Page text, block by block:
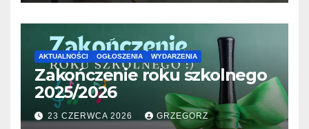
AKTUALNOŚCI OGŁOSZENIA WYDARZENIA
Zakończenie roku szkolnego
2025/2026
23 CZERWCA 2026 GRZEGORZ